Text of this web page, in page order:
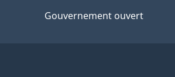
Gouvernement ouvert